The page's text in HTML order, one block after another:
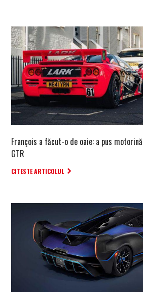
François a făcut-o de oaie: a pus
GTR
CITESTE ARTICOLUL